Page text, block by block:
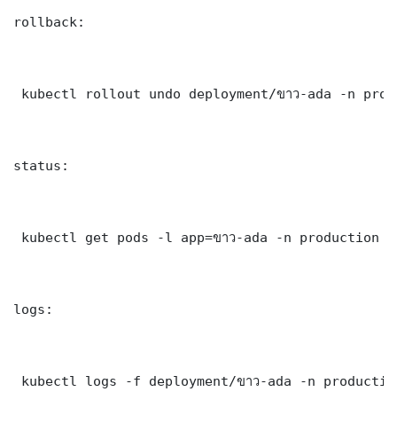
rollback:
kubectl rollout undo deployment/ขาว-ada -n
status:
kubectl get pods -l app=ขาว-ada -n production -
logs:
kubectl logs -f deployment/ขาว-ada -n